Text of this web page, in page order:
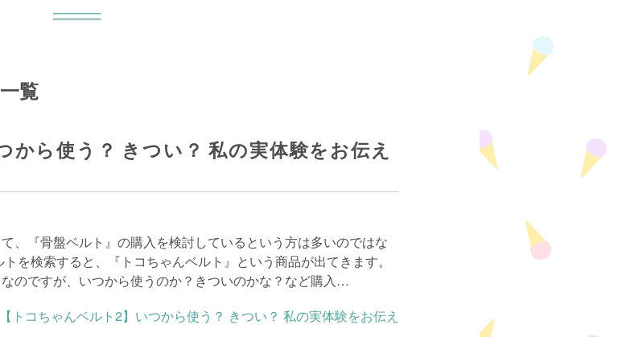
覧
から使う？ きつい？ 私の実体験をお伝え
、『骨盤ベルト』の購入を検討しているという方は多いのではな
を検索すると、『トコちゃんベルト』という商品が出てきます。
のですが、いつから使うのか？きついのかな？など購入…